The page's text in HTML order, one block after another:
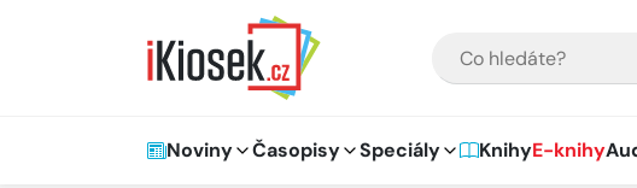
Hlavní navigace
Noviny Časopisy Speciály KnihyE-knihy